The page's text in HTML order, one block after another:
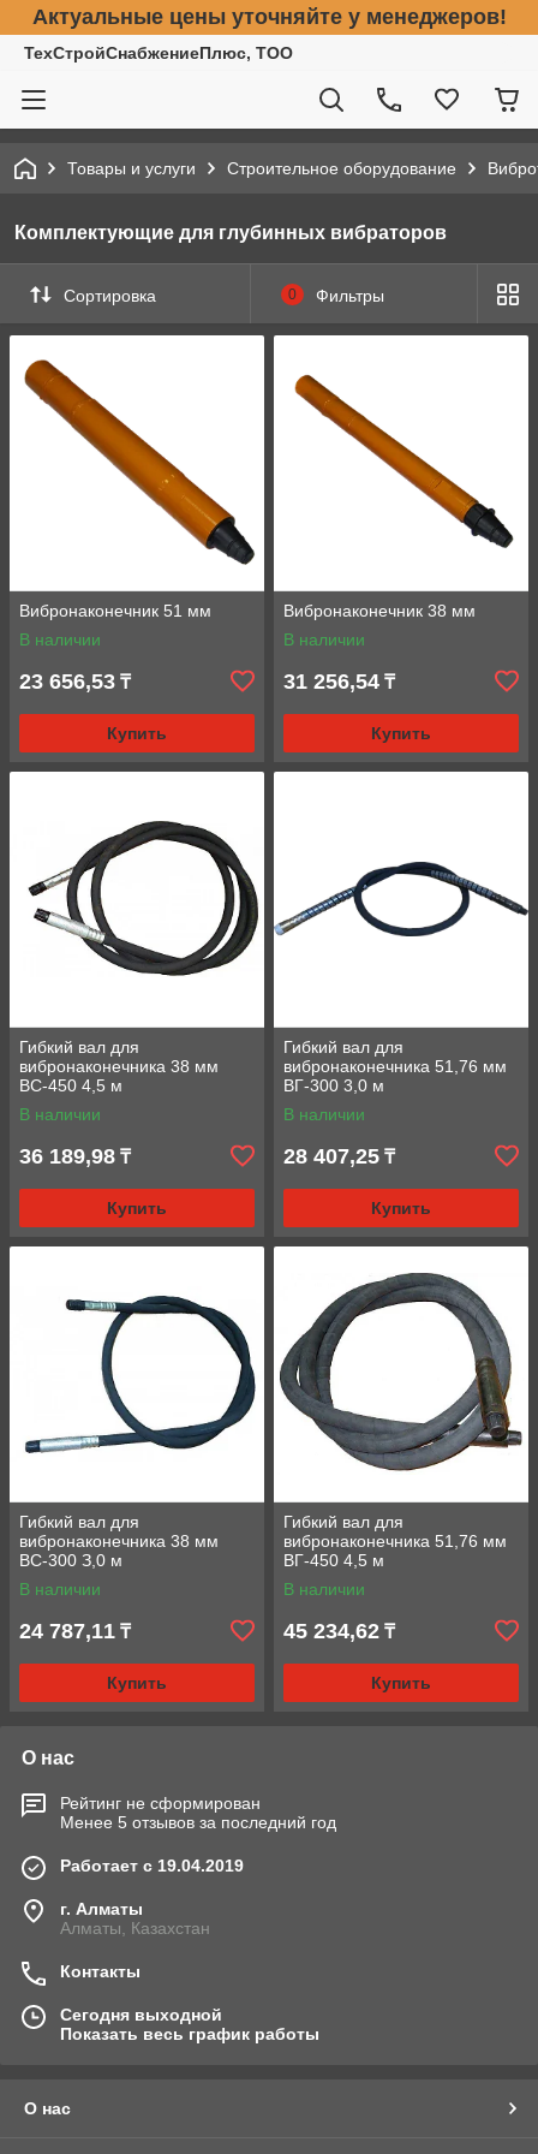
Актуальные цены уточняйте у менеджеров!
ТехСтройСнабжениеПлюс, ТОО
Товары и услуги Строительное оборудование
Комплектующие для глубинных вибраторов
Сортировка 0 Фильтры
Вибронаконечник 51 мм
В наличии
23 656,53 ₸
Купить
Вибронаконечник 38 мм
В наличии
31 256,54 ₸
Купить
Гибкий вал для
вибронаконечника 38 мм
ВС-450 4,5 м
В наличии
36 189,98 ₸
Купить
Гибкий вал для
вибронаконечника 51,76 мм
ВГ-300 3,0 м
В наличии
28 407,25 ₸
Купить
Гибкий вал для
вибронаконечника 38 мм
ВС-300 З,0 м
В наличии
24 787,11 ₸
Купить
Гибкий вал для
вибронаконечника 51,76 мм
ВГ-450 4,5 м
В наличии
45 234,62 ₸
Купить
О нас
Рейтинг не сформирован
Менее 5 отзывов за последний год
Работает с 19.04.2019
г. Алматы
Алматы, Казахстан
Контакты
Сегодня выходной
Показать весь график работы
О нас